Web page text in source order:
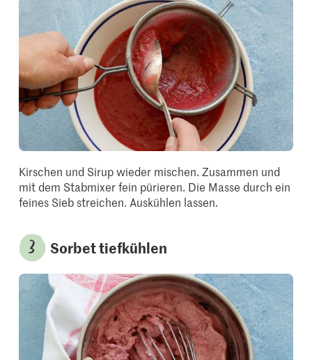
Kirschen und Sirup wieder mischen. Zusammen und
mit dem Stabmixer fein pürieren. Die Masse durch ein
feines Sieb streichen. Auskühlen lassen.
Sorbet tiefkühlen